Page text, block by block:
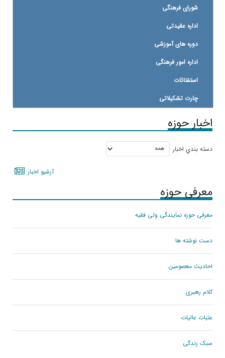
شورای فرهنگی
اداره عقیدتی
دوره های آموزشی
اداره امور فرهنگی
استفتائات
چارت تشکیلاتی
اخبار حوزه
دسته بندي اخبار
آرشيو اخبار
معرفی حوزه
معرفی حوزه نمایندگی ولی فقیه
دست نوشته ها
احادیث معصومین
کلام رهبری
عتبات عالیات
سبک زندگی